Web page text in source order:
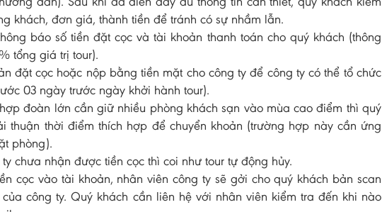
khách, đơn giá, thành tiền để tránh có sự nhầm lẫn.
báo số tiền đặt cọc và tài khoản thanh toán cho quý khách (thông
tổng giá trị tour).
đặt cọc hoặc nộp bằng tiền mặt cho công ty để công ty có thể tổ chức
03 ngày trước ngày khởi hành tour).
đoàn lớn cần giữ nhiều phòng khách sạn vào mùa cao điểm thì quý
thuận thời điểm thích hợp để chuyển khoản (trường hợp này cần ứng
phòng).
chưa nhận được tiền cọc thì coi như tour tự động hủy.
cọc vào tài khoản, nhân viên công ty sẽ gởi cho quý khách bản scan
công ty. Quý khách cần liên hệ với nhân viên kiểm tra đến khi nào